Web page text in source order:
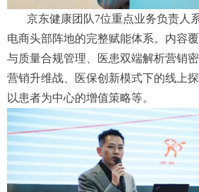
京东健康团队7位重点业务负责人
电商头部阵地的完整赋能体系。内容
与质量合规管理、医患双端解析营销
营销升维战、医保创新模式下的线上
以患者为中心的增值策略等。